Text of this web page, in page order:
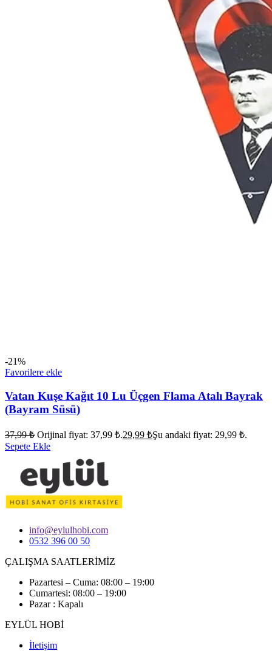
-21%
Favorilere ekle
Vatan Kuşe Kağıt 10 Lu Üçgen Flama Atalı Bayrak
(Bayram Süsü)
37,99₺ Orijinal fiyat: 37,99 ₺.29,99 ₺Şu andaki fiyat: 29,99 ₺.
Sepete Ekle
info@eylulhobi.com
0532 396 00 50
ÇALIŞMA SAATLERİMİZ
Pazartesi – Cuma: 08:00 – 19:00
Cumartesi: 08:00 – 19:00
Pazar : Kapalı
EYLÜL HOBİ
İletişim